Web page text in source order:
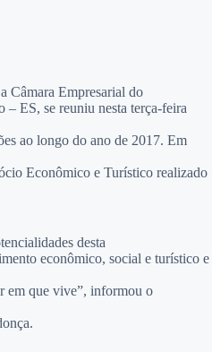
Câmara Empresarial do
ES, se reuniu nesta terça-feira
ao longo do ano de 2017. Em
Econômico e Turístico realizado
desta
econômico, social e turístico e
em que vive”, informou o